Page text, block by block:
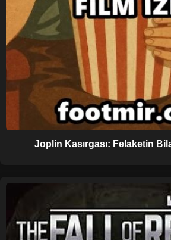
Joplin Kasırgası: Felaketin